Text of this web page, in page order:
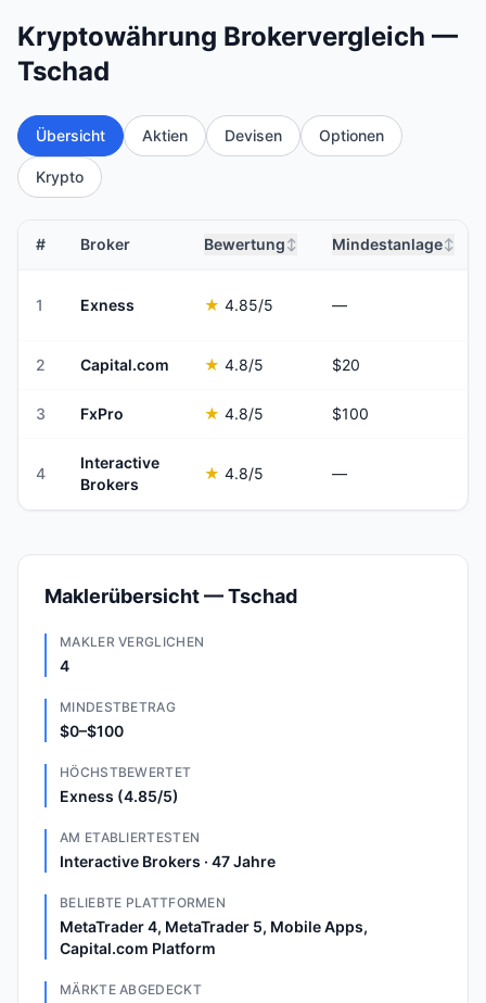
Kryptowährung Brokervergleich —
Tschad
Übersicht Aktien Devisen Optionen
Krypto
# Broker Bewertung ↕ Mindestanlage↕
1 Exness ★ 4.85/5 —
2 Capital.com ★ 4.8/5 $20
3 FxPro ★ 4.8/5 $100
4
Interactive
Brokers
★ 4.8/5 —
Maklerübersicht — Tschad
MAKLER VERGLICHEN
4
MINDESTBETRAG
$0–$100
HÖCHSTBEWERTET
Exness (4.85/5)
AM ETABLIERTESTEN
Interactive Brokers · 47 Jahre
BELIEBTE PLATTFORMEN
MetaTrader 4, MetaTrader 5, Mobile Apps,
Capital.com Platform
MÄRKTE ABGEDECKT